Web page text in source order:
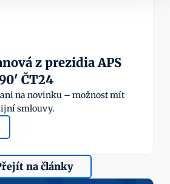
z prezidia APS
ČT24
na novinku – možnost mít
smlouvy.
na články